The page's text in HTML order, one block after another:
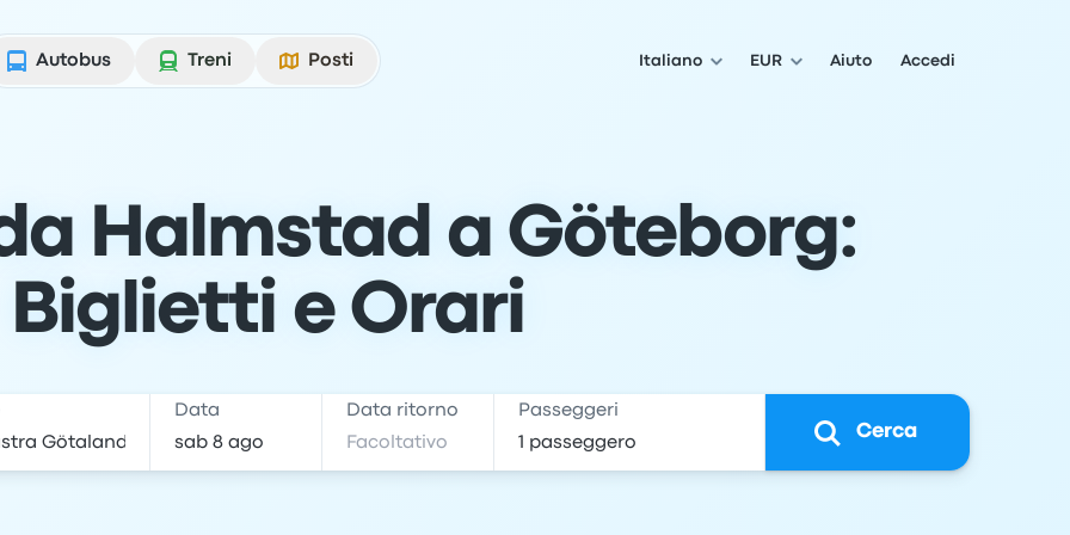
Autobus
Treni Posti Italiano EUR Aiuto Accedi
Halmstad a Göteborg:
Biglietti e Orari
Data Data ritorno Passeggeri
Cerca